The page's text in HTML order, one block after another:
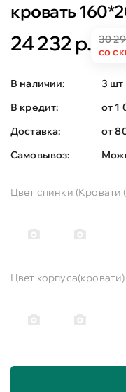
кровать
24 232 р.
30
со
В наличии:
3 шт
В кредит:
от 1
Доставка:
от
Самовывоз:
Цвет спинки (Кровати
Цвет